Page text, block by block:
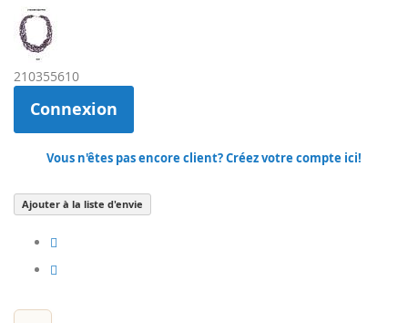
gallery
210355610
Connexion
Vous n'êtes pas encore client? Créez votre compte ici!
Ajouter à la liste d'envie